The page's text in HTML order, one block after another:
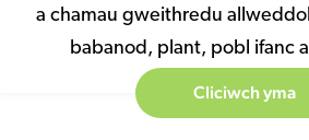
a chamau gweithredu
babanod, plant, pobl ifanc
Cliciwch yma